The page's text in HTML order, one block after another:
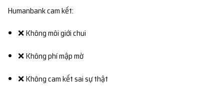
Humanbank cam kết:
❌ Không môi giới chui
❌ Không phí mập mờ
❌ Không cam kết sai sự thật